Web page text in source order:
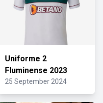
Uniforme 2
Fluminense 2023
25 September 2024